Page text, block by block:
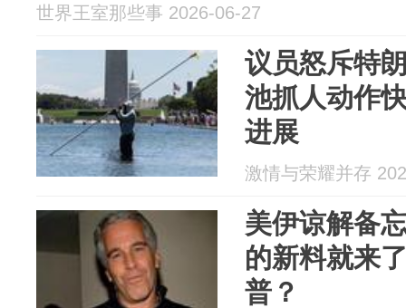
世界王室那些事 2026-06-27
议员怒斥特
池抓人动作
进展
激情与荣耀并存
美伊谅解备
的新料就来
普？